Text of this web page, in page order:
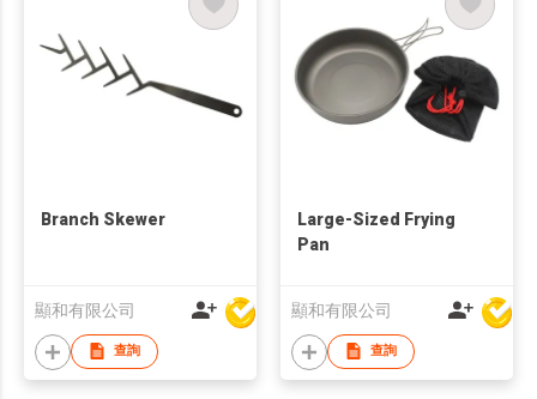
Branch Skewer
顯和有限公司
查詢
Large-Sized Frying
Pan
顯和有限公司
查詢